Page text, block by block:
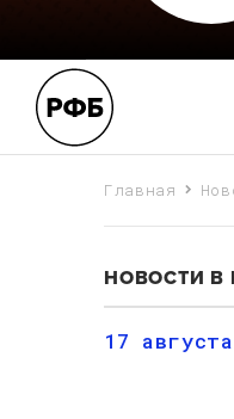
Главная
НОВОСТИ В
17